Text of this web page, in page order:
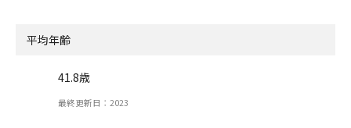
平均年齢
41.8歳
最終更新日：2023